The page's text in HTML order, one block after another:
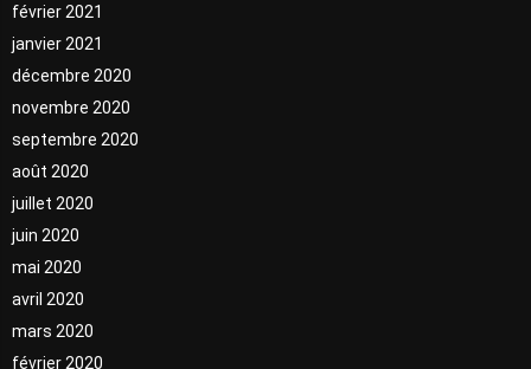
février 2021
janvier 2021
décembre 2020
novembre 2020
septembre 2020
août 2020
juillet 2020
juin 2020
mai 2020
avril 2020
mars 2020
février 2020